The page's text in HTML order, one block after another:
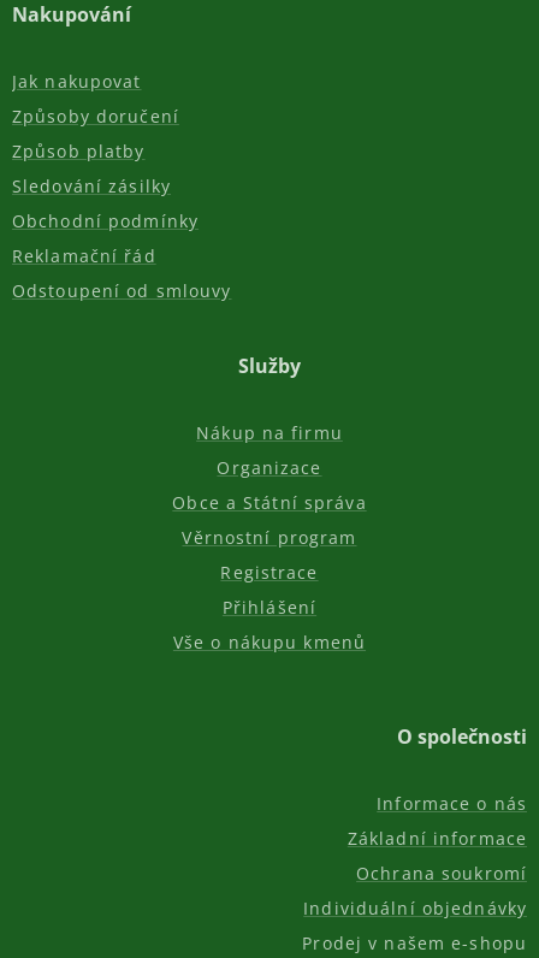
Nakupování
Jak nakupovat
Způsoby doručení
Způsob platby
Sledování zásilky
Obchodní podmínky
Reklamační řád
Odstoupení od smlouvy
Služby
Nákup na firmu
Organizace
Obce a Státní správa
Věrnostní program
Registrace
Přihlášení
Vše o nákupu kmenů
O společnosti
Informace o nás
Základní informace
Ochrana soukromí
Individuální objednávky
Prodej v našem e-shopu